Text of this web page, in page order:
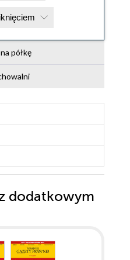
półkę
dodatkowym